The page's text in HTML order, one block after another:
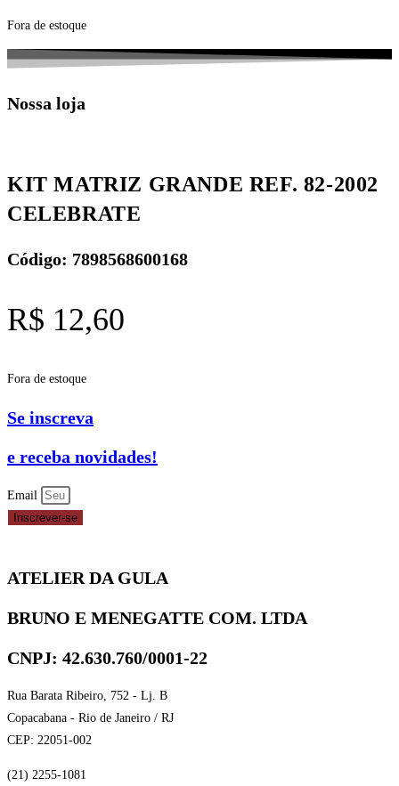
Fora de estoque
Nossa loja
KIT MATRIZ GRANDE REF. 82-2002
CELEBRATE
Código: 7898568600168
R$ 12,60
Fora de estoque
Se inscreva
e receba novidades!
Email
Inscrever-se
ATELIER DA GULA
BRUNO E MENEGATTE COM. LTDA
CNPJ: 42.630.760/0001-22
Rua Barata Ribeiro, 752 - Lj. B
Copacabana - Rio de Janeiro / RJ
CEP: 22051-002
(21) 2255-1081